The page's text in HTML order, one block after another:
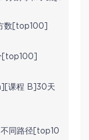
数[top100]
[top100]
课程 B]30天
同路径[top10